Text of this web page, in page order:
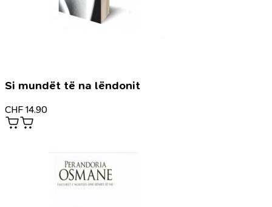
Si mundët të na lëndonit
CHF 14.90